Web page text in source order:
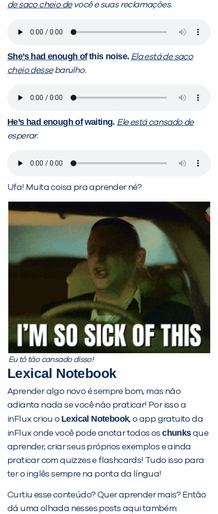
de saco cheio devocê e suas reclamações.
She’s had enough ofthis noise. Ela está de saco
cheio dessebarulho.
He’s had enough ofwaiting. Ele está cansado de
esperar.
Ufa! Muita coisa pra aprender né?
Eu tô tão cansado disso!
Lexical Notebook
Aprender algo novo é sempre bom, mas não
adianta nada se você não praticar! Por isso a
inFlux criou o Lexical Notebook, o app gratuito da
inFlux onde você pode anotar todos oschunksque
aprender, criar seus próprios exemplos e ainda
praticar com quizzes e flashcards! Tudo isso para
ter o inglês sempre na ponta da língua!
Curtiu esse conteúdo? Quer aprender mais? Então
dá uma olhada nesses posts aqui também: